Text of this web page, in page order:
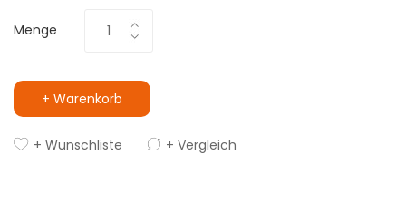
Menge
+ Warenkorb
+ Wunschliste + Vergleich